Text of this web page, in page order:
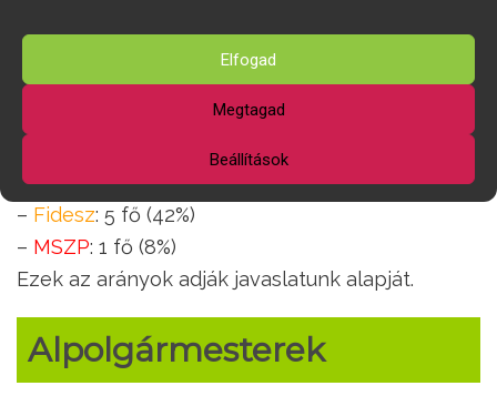
Elfogad
Megtagad
Beállítások
választók akaratát, azaz legyen összhangban a
képviselő-testület összetételével.
A képviselő-testület összetétele az Önök
–Holnap: 6 fő (50%)
– Fidesz: 5 fő (42%)
– MSZP: 1 fő (8%)
Ezek az arányok adják javaslatunk alapját.
Alpolgármesterek